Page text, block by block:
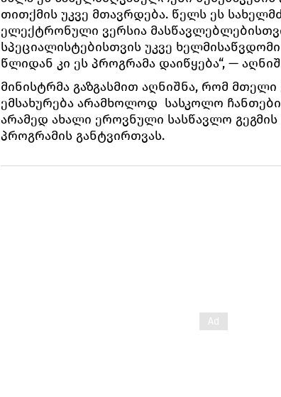
თითქმის უკვე მთავრდება. წელს ეს
ელექტრონული ვერსია
სპეციალისტებისთვის უკვე
წლიდან კი ეს პროგრამა დაიწყება“, —
მინისტრმა გაზგასმით აღნიშნა, რომ მთელი
ემსახურება არამხოლოდ სასკოლო
არამედ ახალი ეროვნული სასწავლო
პროგრამის განტვირთვას.